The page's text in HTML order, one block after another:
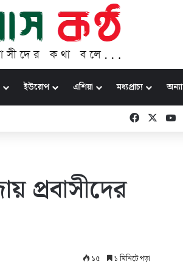
ইউরোপ এশিয়া মধ্যপ্রাচ্য
Facebook
প্রবাসীদের
১৫ ১ মিনিটে পড়া